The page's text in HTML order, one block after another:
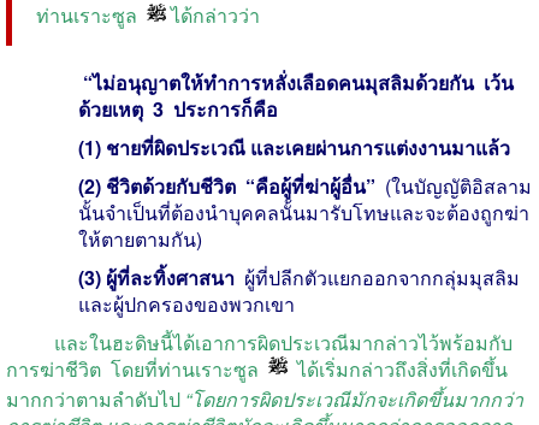
ท่านเราะซูล ได้กล่าวว่า
“ไม่อนุญาตให้ทำการหลั่งเลือดคนมุสลิมด้วยกัน เว้น
ด้วยเหตุ 3 ประการก็คือ
(1) ชายที่ผิดประเวณี และเคยผ่านการแต่งงานมาแล้ว
(2) ชีวิตด้วยกับชีวิต “คือผู้ที่ฆ่าผู้อื่น” (ในบัญญัติอิสลาม
นั้นจำเป็นที่ต้องนำบุคคลนั้นมารับโทษและจะต้องถูกฆ่า
ให้ตายตามกัน)
(3) ผู้ที่ละทิ้งศาสนา ผู้ที่ปลีกตัวแยกออกจากกลุ่มมุสลิม
และผู้ปกครองของพวกเขา
และในฮะดิษนี้ได้เอาการผิดประเวณีมากล่าวไว้พร้อมกับ
การฆ่าชีวิต โดยที่ท่านเราะซูล
ได้เริ่มกล่าวถึงสิ่งที่เกิดขึ้น
มากกว่าตามลำดับไป “โดยการผิดประเวณีมักจะเกิดขึ้นมากกว่า